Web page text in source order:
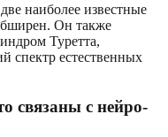
наиболее известные
Он также
Туретта,
спектр естественных
связаны с нейро-